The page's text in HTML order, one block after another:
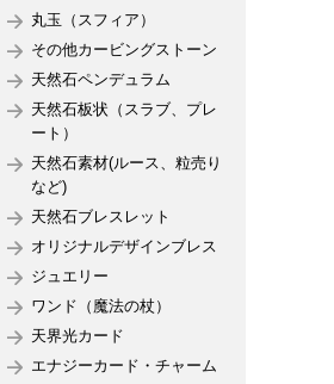
丸玉（スフィア）
その他カービングストーン
天然石ペンデュラム
天然石板状（スラブ、プレ
ート）
天然石素材(ルース、粒売り
など)
天然石ブレスレット
オリジナルデザインブレス
ジュエリー
ワンド（魔法の杖）
天界光カード
エナジーカード・チャーム